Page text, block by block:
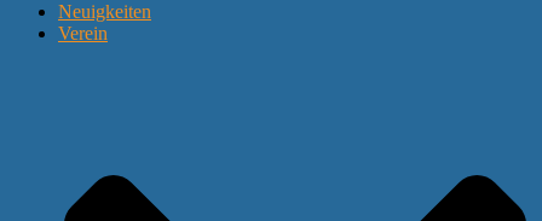
Neuigkeiten
Verein